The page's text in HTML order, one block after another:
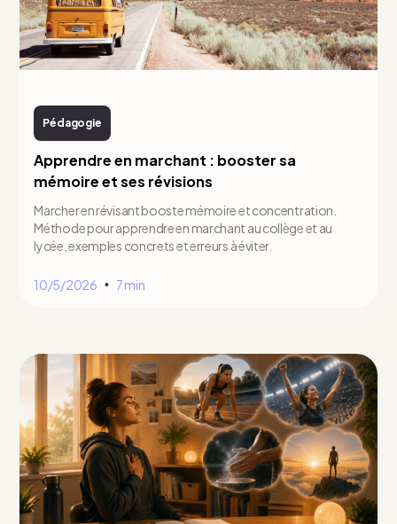
Pédagogie
Apprendre en marchant : booster sa
mémoire et ses révisions
Marcher en révisant booste mémoire et concentration.
Méthode pour apprendre en marchant au collège et au
lycée, exemples concrets et erreurs à éviter.
10/5/2026 • 7 min